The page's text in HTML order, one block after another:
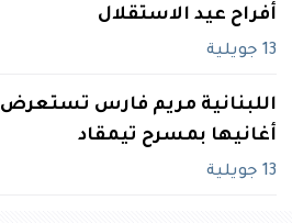
أفراح عيد الاستقلال
13 جويلية
اللبنانية مريم فارس تستعرض
أغانيها بمسرح تيمقاد
13 جويلية